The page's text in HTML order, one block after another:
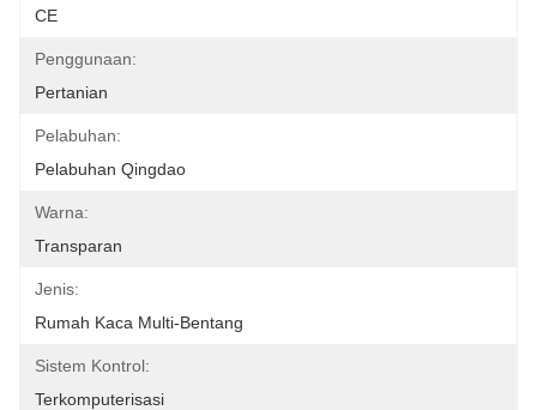
CE
Penggunaan:
Pertanian
Pelabuhan:
Pelabuhan Qingdao
Warna:
Transparan
Jenis:
Rumah Kaca Multi-Bentang
Sistem Kontrol:
Terkomputerisasi